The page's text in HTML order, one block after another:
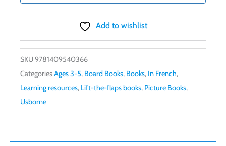
Add to wishlist
SKU9781409540366
CategoriesAges 3-5, Board Books, Books, In French,
Learning resources, Lift-the-flaps books, Picture Books,
Usborne